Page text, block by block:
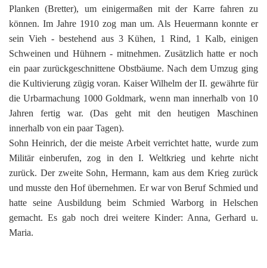
Planken (Bretter), um einigermaßen mit der Karre fahren zu
können. Im Jahre 1910 zog man um. Als Heuermann konnte er
sein Vieh - bestehend aus 3 Kühen, 1 Rind, 1 Kalb, einigen
Schweinen und Hühnern - mitnehmen. Zusätzlich hatte er noch
ein paar zurückgeschnittene Obstbäume. Nach dem Umzug ging
die Kultivierung zügig voran. Kaiser Wilhelm der II. gewährte für
die Urbarmachung 1000 Goldmark, wenn man innerhalb von 10
Jahren fertig war. (Das geht mit den heutigen Maschinen
innerhalb von ein paar Tagen).
Sohn Heinrich, der die meiste Arbeit verrichtet hatte, wurde zum
Militär einberufen, zog in den I. Weltkrieg und kehrte nicht
zurück. Der zweite Sohn, Hermann, kam aus dem Krieg zurück
und musste den Hof übernehmen. Er war von Beruf Schmied und
hatte seine Ausbildung beim Schmied Warborg in Helschen
gemacht. Es gab noch drei weitere Kinder: Anna, Gerhard u.
Maria.